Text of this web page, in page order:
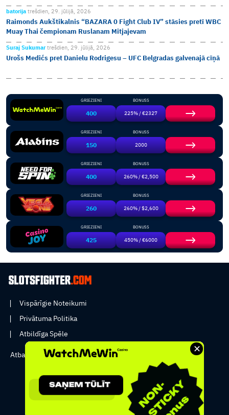
×
batorija trešdien, 29. jūlijā, 2026
Raimonds Aukštikalnis “BAZARA 0 Fight Club IV” stāsies pretī WBC
Muay Thai čempionam Ruslanam Mitjajevam
Suraj Sukumartrešdien, 29. jūlijā, 2026
Urošs Medićs pret Danielu Rodrigesu – UFC Belgradas galvenajā cīņā
GRIEZIENI
400
BONUSS
225% / €2327
GRIEZIENI
150
BONUSS
2000
GRIEZIENI
400
BONUSS
260% / €2,500
GRIEZIENI
260
BONUSS
260% / $2,600
GRIEZIENI
425
BONUSS
450% / €6000
Vispārīgie Noteikumi
Privātuma Politika
Atbildīga Spēle
Atbalsts: info@slotsfighter.com
Copyright © 2026 - SLOTSFIGHTER _ All rights reserved.